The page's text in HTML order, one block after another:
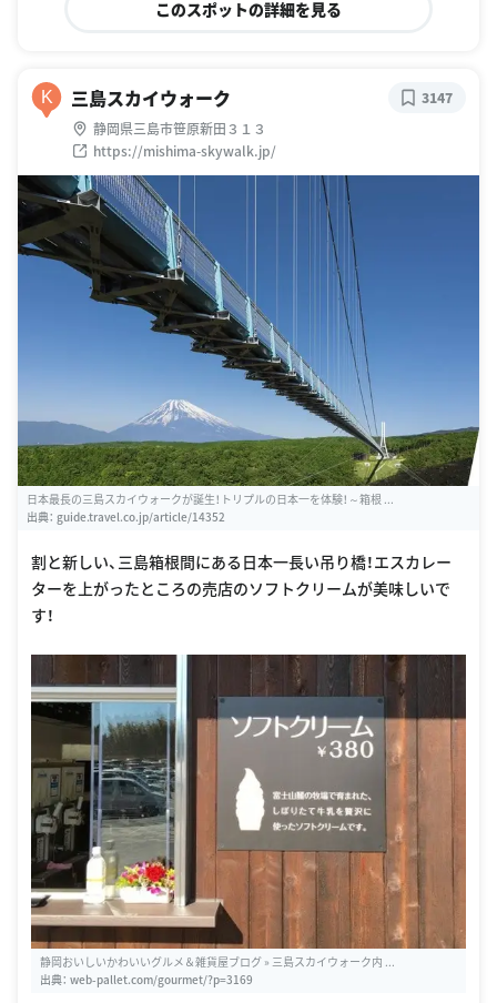
このスポットの詳細を見る
K 三島スカイウォーク
静岡県三島市笹原新田３１３
https://mishima-skywalk.jp/
3147
日本最長の三島スカイウォークが誕生！トリプルの日本一を体験！～箱根 ...
出典： guide.travel.co.jp/article/14352
割と新しい、三島箱根間にある日本一長い吊り橋！エスカレー
ターを上がったところの売店のソフトクリームが美味しいで
す！
静岡おいしいかわいいグルメ＆雑貨屋ブログ » 三島スカイウォーク内 ...
出典： web-pallet.com/gourmet/?p=3169